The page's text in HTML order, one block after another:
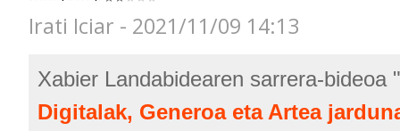
Irati Iciar - 2021/11/09 14:13
Xabier Landabidearen sarrera-bideoa "
Digitalak, Generoa eta Artea